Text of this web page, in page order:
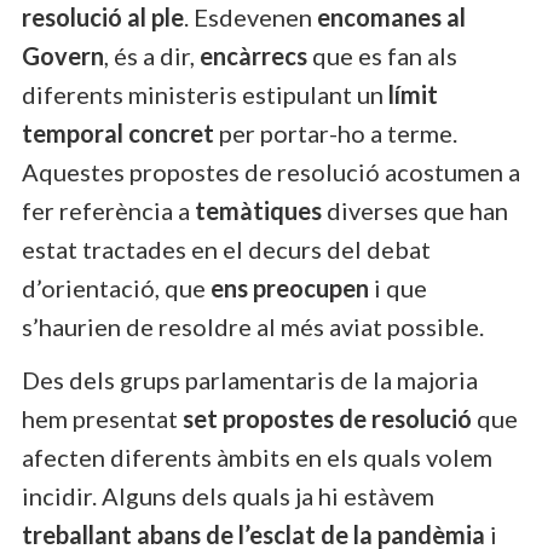
resolució al ple. Esdevenen encomanes al
Govern, és a dir, encàrrecs que es fan als
diferents ministeris estipulant un límit
temporal concret per portar-ho a terme.
Aquestes propostes de resolució acostumen a
fer referència a temàtiques diverses que han
estat tractades en el decurs del debat
d’orientació, que ens preocupen i que
s’haurien de resoldre al més aviat possible.
Des dels grups parlamentaris de la majoria
hem presentat set propostes de resolució que
afecten diferents àmbits en els quals volem
incidir. Alguns dels quals ja hi estàvem
treballant abans de l’esclat de la pandèmia i